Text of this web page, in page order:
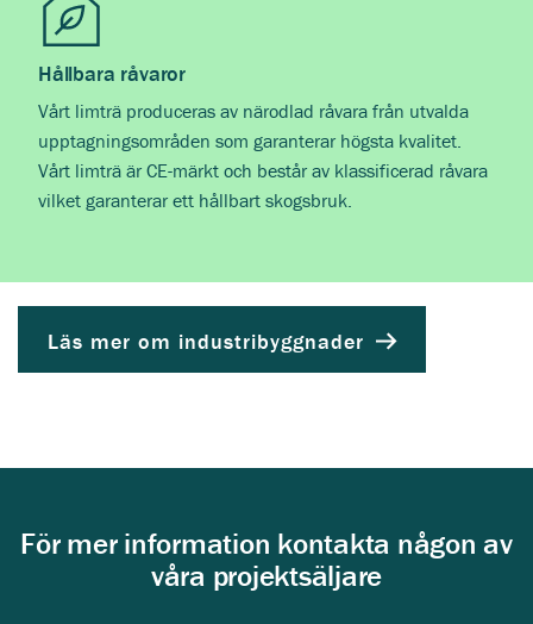
Hållbara råvaror
Vårt limträ produceras av närodlad råvara från utvalda
upptagningsområden som garanterar högsta kvalitet.
Vårt limträ är CE-märkt och består av klassificerad råvara
vilket garanterar ett hållbart skogsbruk.
Läs mer om industribyggnader
För mer information kontakta någon av
våra projektsäljare